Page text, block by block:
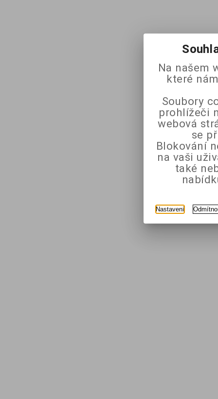
Na našem
které
Soubory
prohlížeči
webová
se
Blokování
na vaši
také
Nastavení